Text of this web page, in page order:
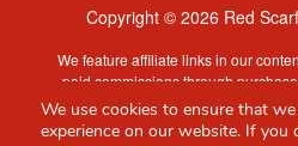
Copyright © 2026 Red
We feature affiliate links in our
paid commissions through
retailer
Content is provided by users,
We use cookies to ensure that
experience on our website. If